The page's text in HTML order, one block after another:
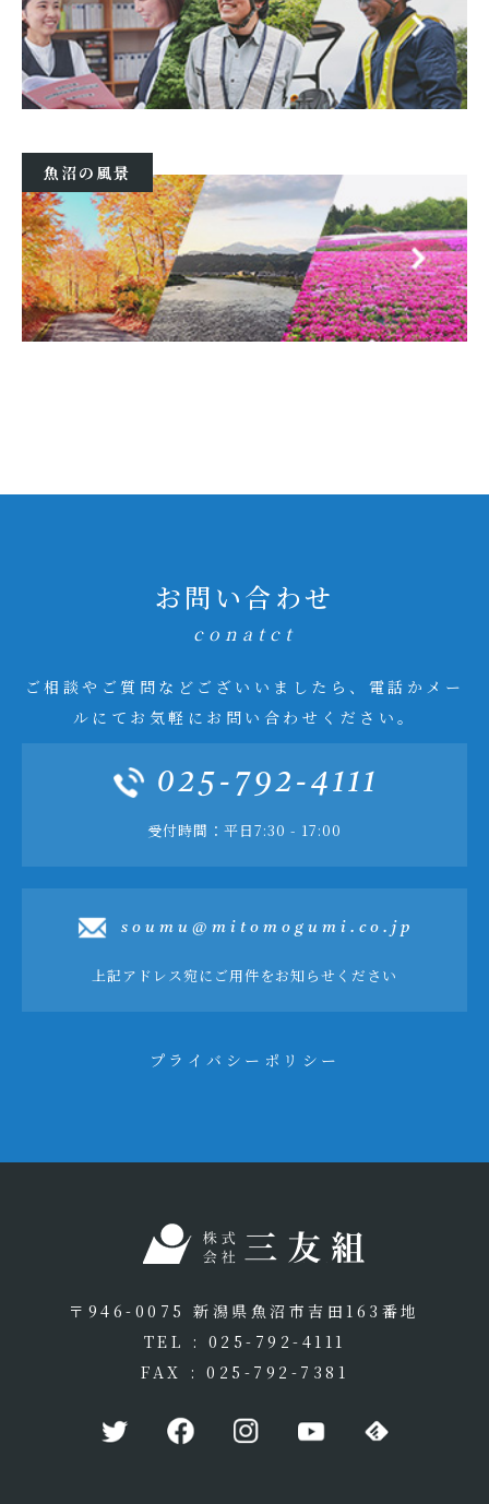
魚沼の風景
お問い合わせ
conatct
ご相談やご質問などございいましたら、電話かメー
ルにてお気軽にお問い合わせください。
025-792-4111
受付時間：平日7:30 - 17:00
soumu@mitomogumi.co.jp
上記アドレス宛にご用件をお知らせください
プライバシーポリシー
〒946-0075 新潟県魚沼市吉田163番地
TEL : 025-792-4111
FAX : 025-792-7381